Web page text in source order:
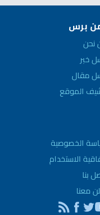
برس
نحن
خبر
مقال
الموقع
الخصوصية
الاستخدام
بنا
معنا